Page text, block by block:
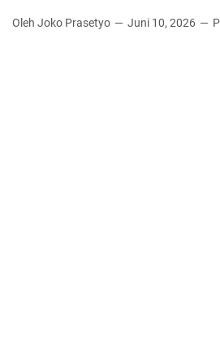
Oleh Joko Prasetyo Juni 10, 2026